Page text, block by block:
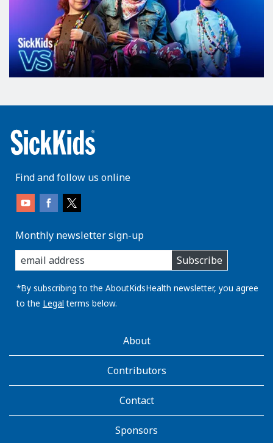
Find and follow us online
Monthly newsletter sign-up
enter
you
email
address:
Subscribe
*By subscribing to the AboutKidsHealth newsletter, you agree
to the Legal terms below.
AboutKidsHealthAbout
Contributors
Contact
Sponsors